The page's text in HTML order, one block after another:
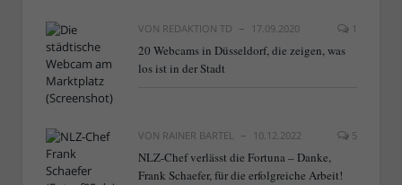
VON REDAKTION TD 17.09.2020 1
20 Webcams in Düsseldorf, die zeigen, was
los ist in der Stadt
VON RAINER BARTEL 10.12.2022 5
NLZ-Chef verlässt die Fortuna – Danke,
Frank Schaefer, für die erfolgreiche Arbeit!